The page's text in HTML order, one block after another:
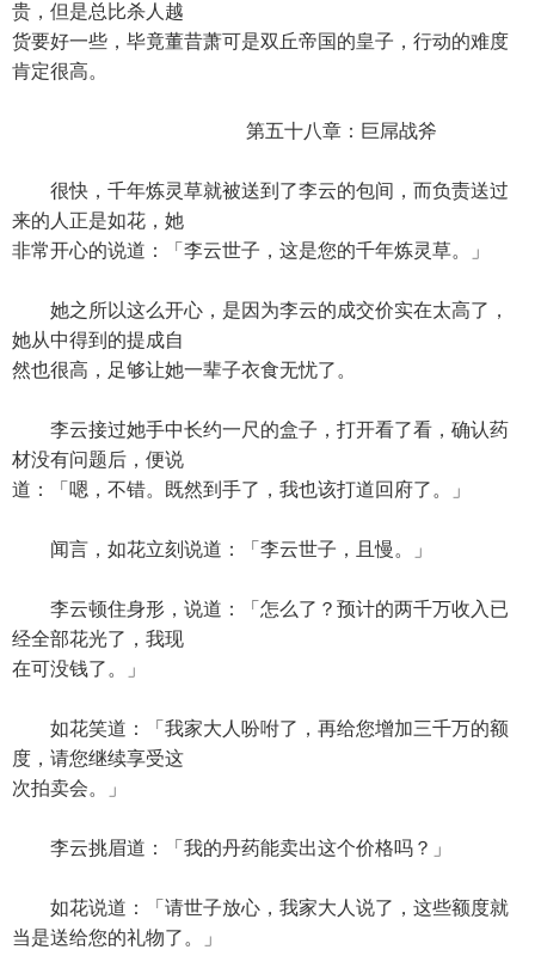
贵，但是总比杀人越
货要好一些，毕竟董昔萧可是双丘帝国的皇子，行动的难度
肯定很高。
第五十八章：巨屌战斧
很快，千年炼灵草就被送到了李云的包间，而负责送过
来的人正是如花，她
非常开心的说道：「李云世子，这是您的千年炼灵草。」
她之所以这么开心，是因为李云的成交价实在太高了，
她从中得到的提成自
然也很高，足够让她一辈子衣食无忧了。
李云接过她手中长约一尺的盒子，打开看了看，确认药
材没有问题后，便说
道：「嗯，不错。既然到手了，我也该打道回府了。」
闻言，如花立刻说道：「李云世子，且慢。」
李云顿住身形，说道：「怎么了？预计的两千万收入已
经全部花光了，我现
在可没钱了。」
如花笑道：「我家大人吩咐了，再给您增加三千万的额
度，请您继续享受这
次拍卖会。」
李云挑眉道：「我的丹药能卖出这个价格吗？」
如花说道：「请世子放心，我家大人说了，这些额度就
当是送给您的礼物了。」